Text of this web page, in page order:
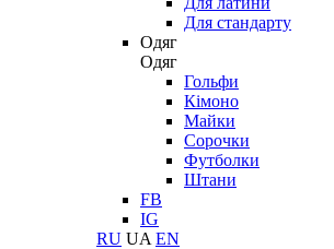
Для стандарту
Одяг
Одяг
Гольфи
Кімоно
Майки
Сорочки
Футболки
Штани
FB
IG
RU UA EN